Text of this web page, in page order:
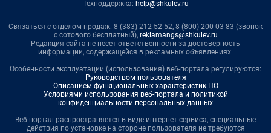
Техподдержка: help@shkulev.ru
Связаться с отделом продаж: 8 (383) 212-52-52, 8 (800) 200-03-83 (звонок
с сотового бесплатный), reklamangs@shkulev.ru
Редакция сайта не несет ответственности за достоверность
информации, содержащейся в рекламных объявлениях.
Особенности эксплуатации (использования) веб-портала регулируются:
Руководством пользователя
Описанием функциональных характеристик ПО
Условиями использования веб-портала и политикой
конфиденциальности персональных данных
Веб-портал распространяется в виде интернет-сервиса, специальные
действия по установке на стороне пользователя не требуются